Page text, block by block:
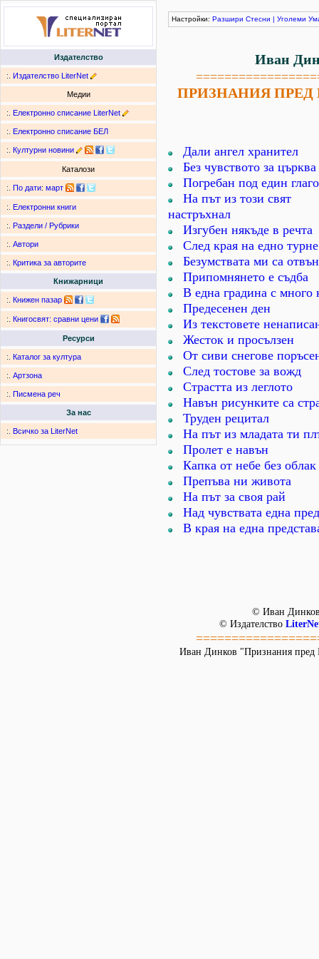
Издателство
:. Издателство LiterNet
Медии
:. Електронно списание LiterNet
:. Електронно списание БЕЛ
:. Културни новини
Каталози
:. По дати: март
:. Електронни книги
:. Раздели / Рубрики
:. Автори
:. Критика за авторите
Книжарници
:. Книжен пазар
:. Книгосвят: сравни цени
Ресурси
:. Каталог за култура
:. Артзона
:. Писмена реч
За нас
:. Всичко за LiterNet
Настройки: Разшири Стесни | Уголеми
Иван
ПРИЗНАНИЯ ПРЕД
Дали ангел хранител
Без чувството за църква
Погребан под един
На път из този свят
настръхнал
Изгубен някъде в речта
След края на едно турне
Безумствата ми са отвън
Припомнянето е съдба
В една градина с много
Предесенен ден
Из текстовете
Жесток и просълзен
От сиви снегове
След тостове за вожд
Страстта из леглото
Навън рисунките са
Труден рецитал
На път из младата ти
Пролет е навън
Капка от небе без облак
Препъва ни живота
На път за своя рай
Над чувствата една
В края на една
© Иван
© Издателство
Иван Динков "Признания пред